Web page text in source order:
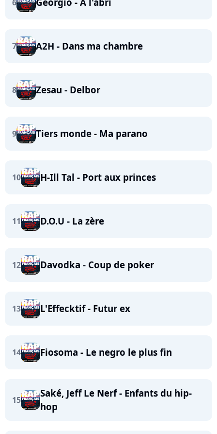
6
7 A2H - Dans ma chambre
8 Zesau - Delbor
9 Tiers monde - Ma parano
10 H-Ill Tal - Port aux princes
11 D.O.U - La zère
12 Davodka - Coup de poker
13 L'Effecktif - Futur ex
14 Fiosoma - Le negro le plus fin
15
Saké, Jeff Le Nerf - Enfants du hip-
hop